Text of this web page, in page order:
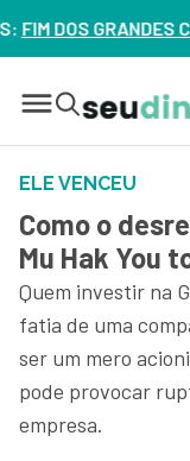
NO BRASIL?
ELE VENCEU
Como o
Mu Hak You
Quem investir na
fatia de uma
ser um mero
pode provocar
empresa.